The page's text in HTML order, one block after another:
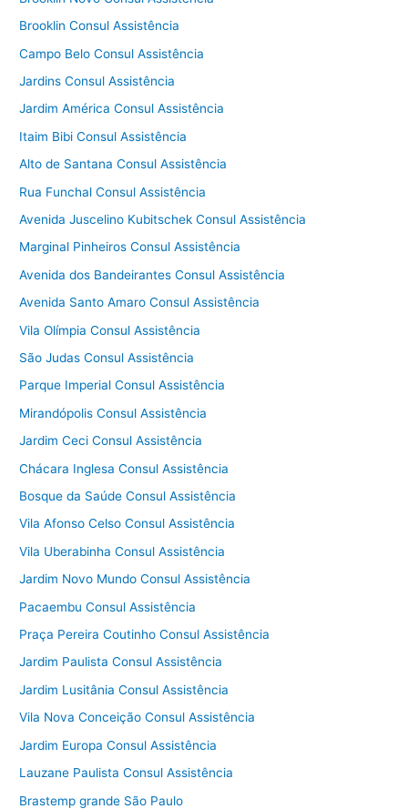
Brooklin Consul Assistência
Campo Belo Consul Assistência
Jardins Consul Assistência
Jardim América Consul Assistência
Itaim Bibi Consul Assistência
Alto de Santana Consul Assistência
Rua Funchal Consul Assistência
Avenida Juscelino Kubitschek Consul Assistência
Marginal Pinheiros Consul Assistência
Avenida dos Bandeirantes Consul Assistência
Avenida Santo Amaro Consul Assistência
Vila Olímpia Consul Assistência
São Judas Consul Assistência
Parque Imperial Consul Assistência
Mirandópolis Consul Assistência
Jardim Ceci Consul Assistência
Chácara Inglesa Consul Assistência
Bosque da Saúde Consul Assistência
Vila Afonso Celso Consul Assistência
Vila Uberabinha Consul Assistência
Jardim Novo Mundo Consul Assistência
Pacaembu Consul Assistência
Praça Pereira Coutinho Consul Assistência
Jardim Paulista Consul Assistência
Jardim Lusitânia Consul Assistência
Vila Nova Conceição Consul Assistência
Jardim Europa Consul Assistência
Lauzane Paulista Consul Assistência
Brastemp grande São Paulo